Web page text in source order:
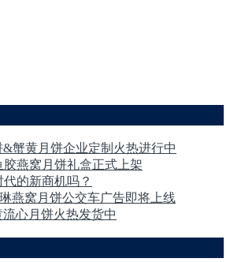
蟹黄月饼企业定制火热进行中
胶燕窝月饼礼盒正式上架
的新商机吗？
燕窝月饼公交车广告即将上线
心月饼火热发货中